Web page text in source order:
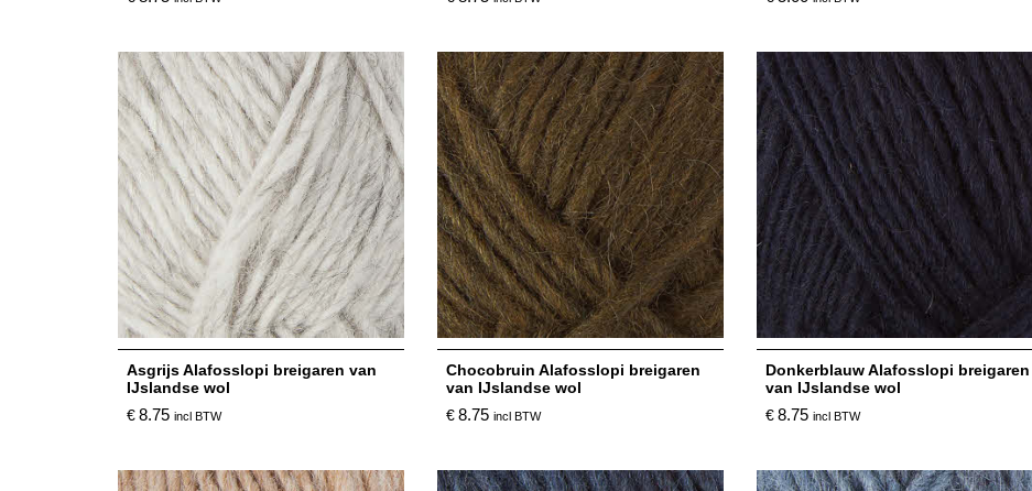
Asgrijs Alafosslopi breigaren van
IJslandse wol
€8.75 incl BTW
Chocobruin Alafosslopi breigaren
van IJslandse wol
€8.75 incl BTW
Donkerblauw Alafosslopi breigaren
van IJslandse wol
€8.75 incl BTW